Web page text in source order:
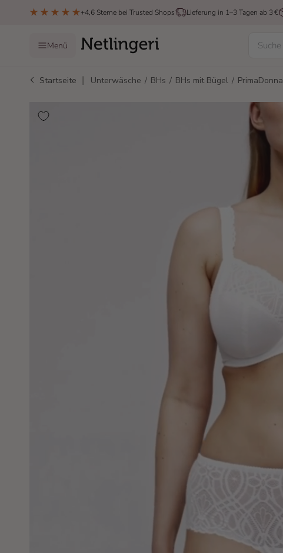
Direkt zum Inhalt +4,6 Sterne bei Trusted Shops Lieferung in 1–3 Tagen ab 3 €
Menü
Startseite | Unterwäsche / BHs / BHs mit Bügel / PrimaDonna